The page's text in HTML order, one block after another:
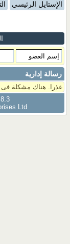
الإستايل الرئيسي
رسالة إدارية
عذرا. هناك مشكلة فى
Ltd.